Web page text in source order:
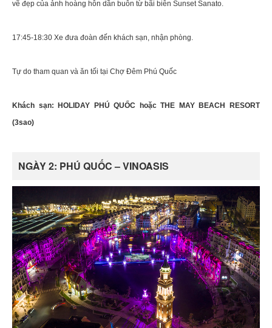
vẽ đẹp của ảnh hoàng hôn dần buôn từ bãi biễn Sunset Sanato.
17:45-18:30 Xe đưa đoàn đến khách sạn, nhận phòng.
Tự do tham quan và ăn tối tại Chợ Đêm Phú Quốc
Khách sạn: HOLIDAY PHÚ QUỐC hoặc THE MAY BEACH RESORT
(3sao)
NGÀY 2: PHÚ QUỐC – VINOASIS